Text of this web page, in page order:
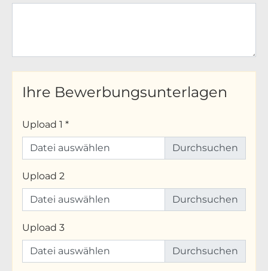
Ihre Bewerbungsunterlagen
Upload 1 *
Datei auswählen
Upload 2
Datei auswählen
Upload 3
Datei auswählen